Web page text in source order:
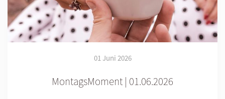
01 Juni 2026
MontagsMoment | 01.06.2026